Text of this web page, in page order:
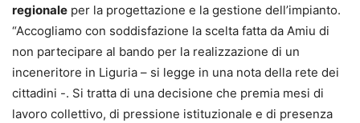
regionale per la progettazione e la gestione dell’impianto.
“Accogliamo con soddisfazione la scelta fatta da Amiu di
non partecipare al bando per la realizzazione di un
inceneritore in Liguria – si legge in una nota della rete dei
cittadini -. Si tratta di una decisione che premia mesi di
lavoro collettivo, di pressione istituzionale e di presenza